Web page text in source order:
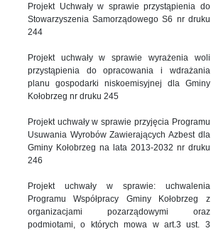
Projekt Uchwały w sprawie przystąpienia do
Stowarzyszenia Samorządowego S6 nr druku
244
Projekt uchwały w sprawie wyrażenia woli
przystąpienia do opracowania i wdrażania
planu gospodarki niskoemisyjnej dla Gminy
Kołobrzeg nr druku 245
Projekt uchwały w sprawie przyjęcia Programu
Usuwania Wyrobów Zawierających Azbest dla
Gminy Kołobrzeg na lata 2013-2032 nr druku
246
Projekt uchwały w sprawie: uchwalenia
Programu Współpracy Gminy Kołobrzeg z
organizacjami pozarządowymi oraz
podmiotami, o których mowa w art.3 ust. 3